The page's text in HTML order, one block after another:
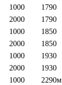
1000 1790
2000 1790
1000 1850
2000 1850
1000 1930
2000 1930
1000 2290м